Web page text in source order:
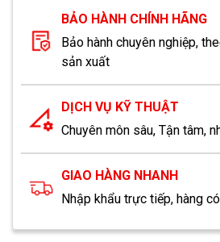
BẢO HÀNH CHÍNH HÃNG
Bảo hành chuyên nghiệp,
sản xuất
DỊCH VỤ KỸ THUẬT
Chuyên môn sâu, Tận tâm,
GIAO HÀNG NHANH
Nhập khẩu trực tiếp, hàng